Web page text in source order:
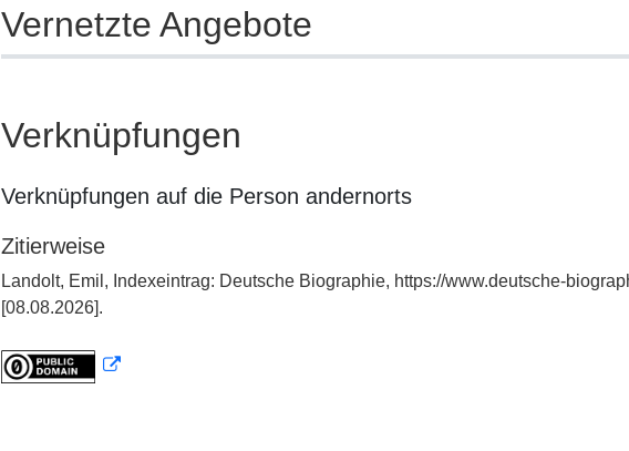
Vernetzte Angebote
Verknüpfungen
Verknüpfungen auf die Person andernorts
Zitierweise
Landolt, Emil, Indexeintrag: Deutsche Biographie, https://www.deutsche-
[08.08.2026].